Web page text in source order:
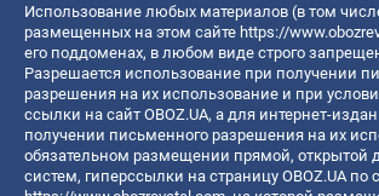
Использование любых материалов (в том
размещенных на этом сайте https://
его поддоменах, в любом виде строго
Разрешается использование при получении
разрешения на их использование и при
ссылки на сайт OBOZ.UA, а для интернет-
получении письменного разрешения на их
обязательном размещении прямой, открытой
систем, гиперссылки на страницу OBOZ.UA по